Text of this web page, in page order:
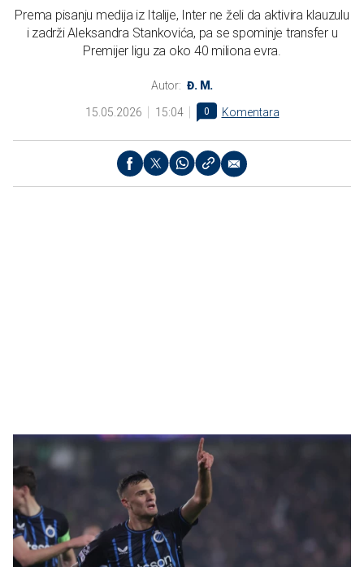
Prema pisanju medija iz Italije, Inter ne želi da aktivira klauzulu
i zadrži Aleksandra Stankovića, pa se spominje transfer u
Premijer ligu za oko 40 miliona evra.
Autor: Đ. M.
15.05.2026 15:04 0 Komentara